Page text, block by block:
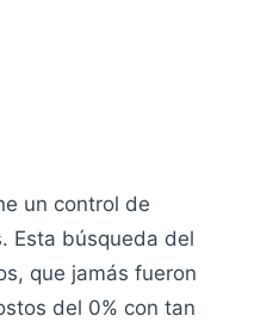
un control de
Esta búsqueda del
que jamás fueron
del 0% con tan